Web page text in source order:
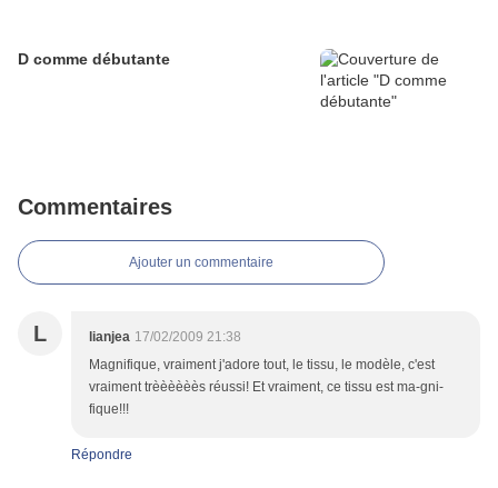
D comme débutante
Commentaires
Ajouter un commentaire
L lianjea 17/02/2009 21:38
Magnifique, vraiment j'adore tout, le tissu, le modèle, c'est
vraiment trèèèèèès réussi! Et vraiment, ce tissu est ma-gni-
fique!!!
Répondre